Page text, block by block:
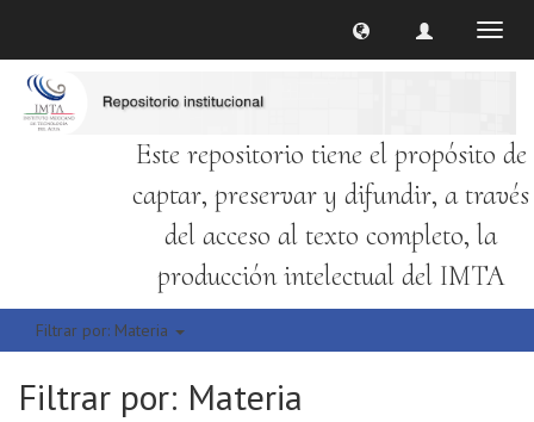
Este repositorio tiene el propósito de
captar, preservar y difundir, a través
del acceso al texto completo, la
producción intelectual del IMTA
Filtrar por: Materia
Filtrar por: Materia